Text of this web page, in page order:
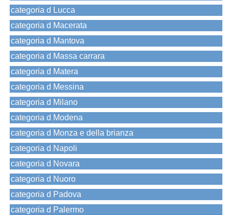
categoria d Lucca
categoria d Macerata
categoria d Mantova
categoria d Massa carrara
categoria d Matera
categoria d Messina
categoria d Milano
categoria d Modena
categoria d Monza e della brianza
categoria d Napoli
categoria d Novara
categoria d Nuoro
categoria d Padova
categoria d Palermo